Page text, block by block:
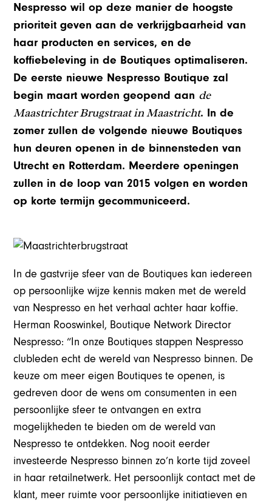
Nespresso wil op deze manier de hoogste
prioriteit geven aan de verkrijgbaarheid van
haar producten en services, en de
koffiebeleving in de Boutiques optimaliseren.
De eerste nieuwe Nespresso Boutique zal
begin maart worden geopend aan de
Maastrichter Brugstraat in Maastricht. In de
zomer zullen de volgende nieuwe Boutiques
hun deuren openen in de binnensteden van
Utrecht en Rotterdam. Meerdere openingen
zullen in de loop van 2015 volgen en worden
op korte termijn gecommuniceerd.
In de gastvrije sfeer van de Boutiques kan iedereen
op persoonlijke wijze kennis maken met de wereld
van Nespresso en het verhaal achter haar koffie.
Herman Rooswinkel, Boutique Network Director
Nespresso: “In onze Boutiques stappen Nespresso
clubleden echt de wereld van Nespresso binnen. De
keuze om meer eigen Boutiques te openen, is
gedreven door de wens om consumenten in een
persoonlijke sfeer te ontvangen en extra
mogelijkheden te bieden om de wereld van
Nespresso te ontdekken. Nog nooit eerder
investeerde Nespresso binnen zo’n korte tijd zoveel
in haar retailnetwerk. Het persoonlijk contact met de
klant, meer ruimte voor persoonlijke initiatieven en